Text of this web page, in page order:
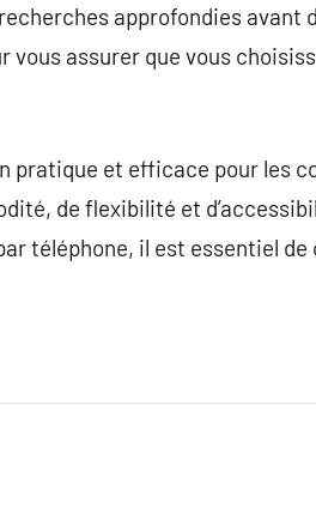
approfondies avant
assurer que vous
pratique et efficace pour les
de flexibilité et
téléphone, il est essentiel